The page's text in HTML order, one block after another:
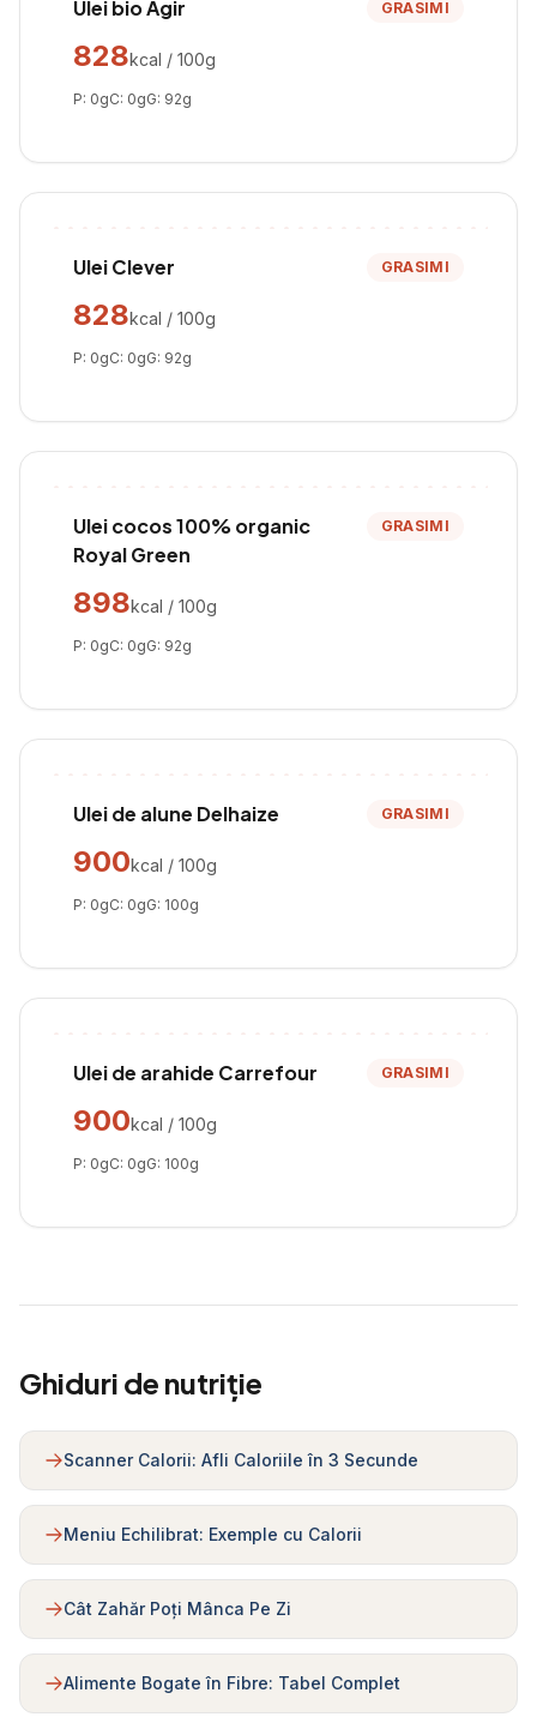
Ulei bio Agir GRASIMI
828kcal / 100g
P: 0gC: 0gG: 92g
Ulei Clever GRASIMI
828kcal / 100g
P: 0gC: 0gG: 92g
Ulei cocos 100% organic
Royal Green
GRASIMI
898kcal / 100g
P: 0gC: 0gG: 92g
Ulei de alune Delhaize GRASIMI
900kcal / 100g
P: 0gC: 0gG: 100g
Ulei de arahide Carrefour GRASIMI
900kcal / 100g
P: 0gC: 0gG: 100g
Ghiduri de nutriție
Scanner Calorii: Afli Caloriile în 3 Secunde
Meniu Echilibrat: Exemple cu Calorii
Cât Zahăr Poți Mânca Pe Zi
Alimente Bogate în Fibre: Tabel Complet